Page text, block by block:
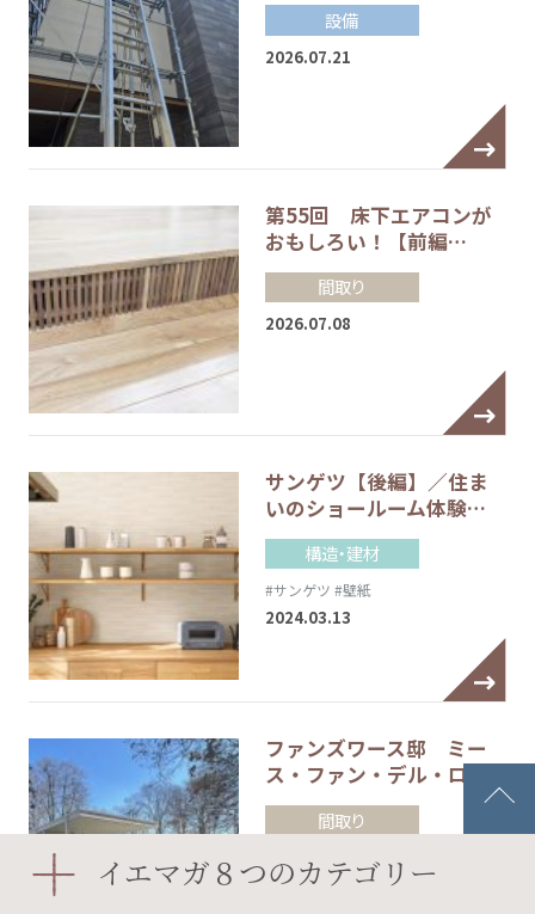
設備
2026.07.21
第55回 床下エアコンが
おもしろい！【前編…
間取り
2026.07.08
サンゲツ【後編】／住ま
いのショールーム体験…
構造・建材
#サンゲツ #壁紙
2024.03.13
ファンズワース邸 ミー
ス・ファン・デル・ロ…
間取り
2023.12.27
イエマガ８つのカテゴリー